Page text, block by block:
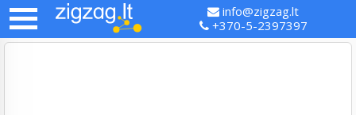
info@zigzag.lt
+370-5-2397397